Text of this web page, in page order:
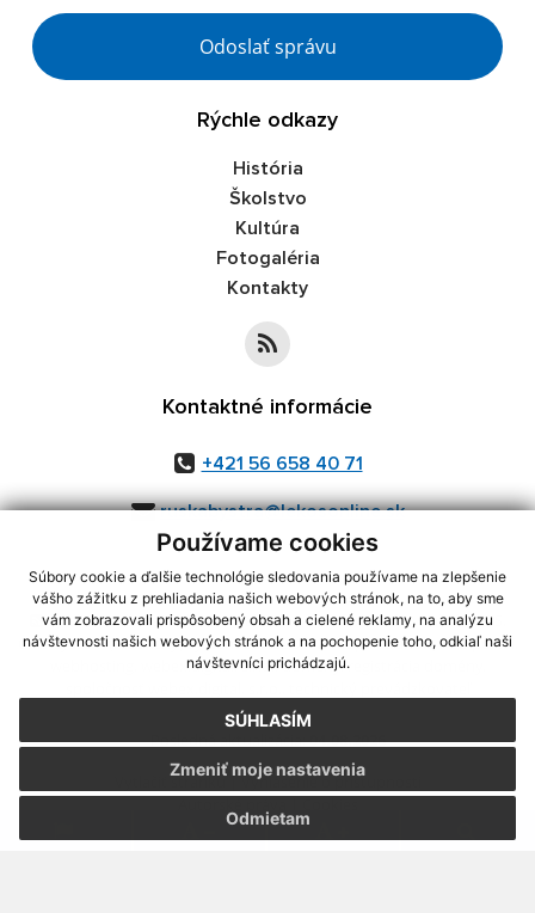
Používame cookies
Súbory cookie a ďalšie technológie sledovania používame na zlepšenie
vášho zážitku z prehliadania našich webových stránok, na to, aby sme
vám zobrazovali prispôsobený obsah a cielené reklamy, na analýzu
návštevnosti našich webových stránok a na pochopenie toho, odkiaľ naši
návštevníci prichádzajú.
SÚHLASÍM
Odmietam
Zmeniť moje nastavenia
Google reCaptcha Response
Odoslať správu
Rýchle odkazy
História
Školstvo
Kultúra
Fotogaléria
Kontakty
Kontaktné informácie
+421 56 658 40 71
ruskabystra@lekosonline.sk
využite možnosť získavania aktuálnych informácií s využitím RSS
CMS systém (redakčný) systém ECHELON 2,Mapa stránok,web portál
webex.digital, s.r.o.,domény,registrácia domény
Posledná aktualizácia:04.08.2026
Vytlačiť stránku|Vyhlásenie o prístupnosti